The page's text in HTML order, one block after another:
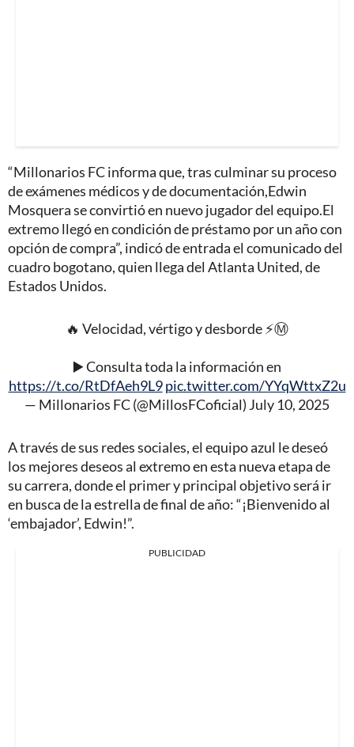
“Millonarios FC informa que, tras culminar su proceso
de exámenes médicos y de documentación,Edwin
Mosquera se convirtió en nuevo jugador del equipo.El
extremo llegó en condición de préstamo por un año con
opción de compra”, indicó de entrada el comunicado del
cuadro bogotano, quien llega del Atlanta United, de
Estados Unidos.
🔥 Velocidad, vértigo y desborde ⚡Ⓜ️
▶️ Consulta toda la información en
https://t.co/RtDfAeh9L9 pic.twitter.com/YYqWttxZ2u
— Millonarios FC (@MillosFCoficial) July 10, 2025
A través de sus redes sociales, el equipo azul le deseó
los mejores deseos al extremo en esta nueva etapa de
su carrera, donde el primer y principal objetivo será ir
en busca de la estrella de final de año: “¡Bienvenido al
‘embajador’, Edwin!”.
PUBLICIDAD